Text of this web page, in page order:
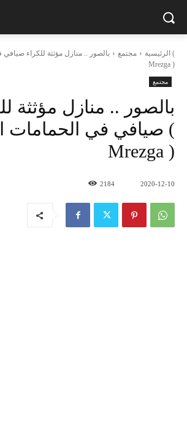
الرئيسية مجتمع
بالصور .. منازل مؤثثة للكراء صيافي
Mrezga )
مجتمع
بالصور .. منازل مؤثثة
صيافي في الحمامات
Mrezga )
2020-12-10
2184